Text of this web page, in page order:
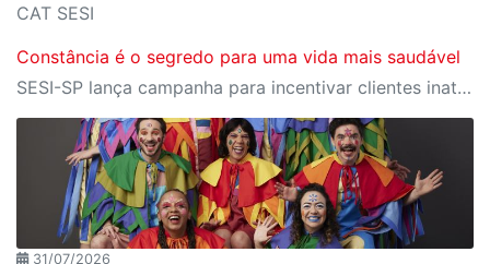
CAT SESI
Constância é o segredo para uma vida mais saudável
SESI-SP lança campanha para incentivar clientes inativos a retomarem a prática de atividades físicas, esporte e lazer com benefícios exclusivos
31/07/2026